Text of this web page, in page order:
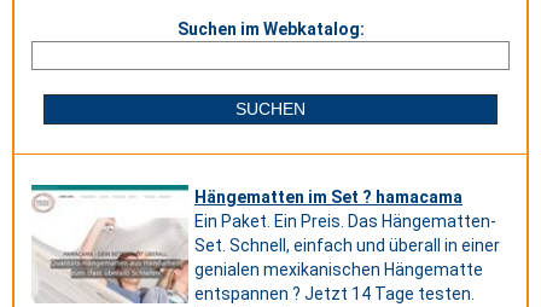
Suchen im Webkatalog:
Hängematten im Set ? hamacama
Ein Paket. Ein Preis. Das Hängematten-
Set. Schnell, einfach und überall in einer
genialen mexikanischen Hängematte
entspannen ? Jetzt 14 Tage testen.